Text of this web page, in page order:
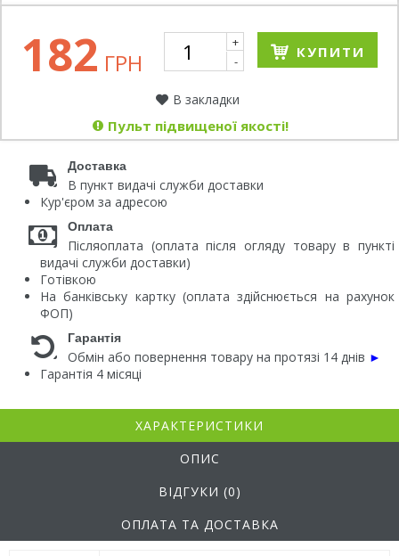
182 ГРН
+
-
КУПИТИ
В закладки
Пульт підвищеної якості!
Доставка
В пункт видачі служби доставки
Кур'єром за адресою
Оплата
Післяоплата (оплата після огляду товару в пункті
видачі служби доставки)
Готівкою
На банківську картку (оплата здійснюється на рахунок
ФОП)
Гарантія
Обмін або повернення товару на протязі 14 днів ►
Гарантія 4 місяці
ХАРАКТЕРИСТИКИ
ОПИС
ВІДГУКИ (0)
ОПЛАТА ТА ДОСТАВКА